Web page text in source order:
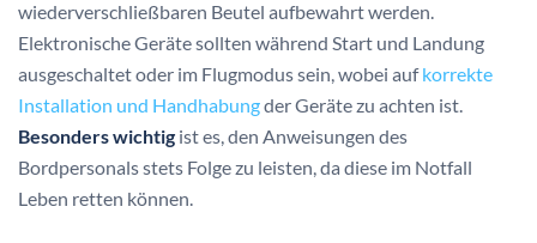
wiederverschließbaren Beutel aufbewahrt werden.
Elektronische Geräte sollten während Start und Landung
ausgeschaltet oder im Flugmodus sein, wobei aufkorrekte
Installation und Handhabungder Geräte zu achten ist.
Besonders wichtig ist es, den Anweisungen des
Bordpersonals stets Folge zu leisten, da diese im Notfall
Leben retten können.